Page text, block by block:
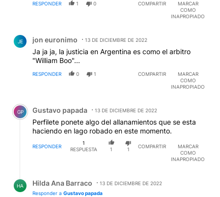
RESPONDER 1 0 COMPARTIR
MARCAR
COMO
INAPROPIADO
JE jon euronimo 13 DE DICIEMBRE DE 2022
Ja ja ja, la justicia en Argentina es como el arbitro
"William Boo"...
RESPONDER 0 1 COMPARTIR
MARCAR
COMO
INAPROPIADO
Comentario de Gustavo papada.
GP Gustavo papada 13 DE DICIEMBRE DE 2022
Perfilete ponete algo del allanamientos que se esta
haciendo en lago robado en este momento.
RESPONDER
1
RESPUESTA
1 1
COMPARTIR
MARCAR
COMO
INAPROPIADO
HA Hilda Ana Barraco
13 DE DICIEMBRE DE 2022
Responder a Gustavo papada